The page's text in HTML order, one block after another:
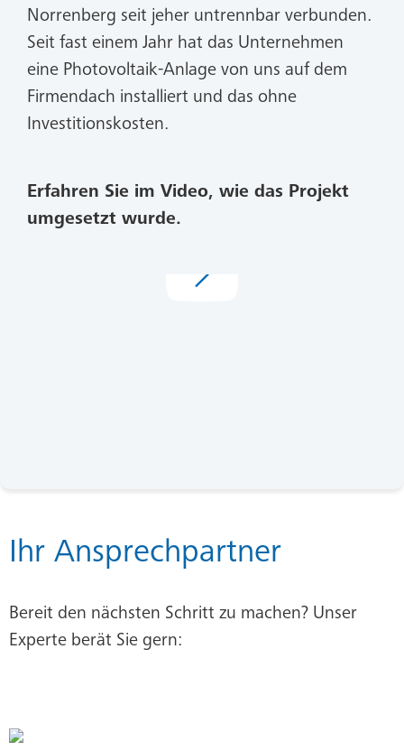
Norrenberg seit jeher untrennbar verbunden.
Seit fast einem Jahr hat das Unternehmen
eine Photovoltaik-Anlage von uns auf dem
Firmendach installiert und das ohne
Investitionskosten.
Erfahren Sie im Video, wie das Projekt
umgesetzt wurde.
Ihr Ansprechpartner
Bereit den nächsten Schritt zu machen? Unser
Experte berät Sie gern: